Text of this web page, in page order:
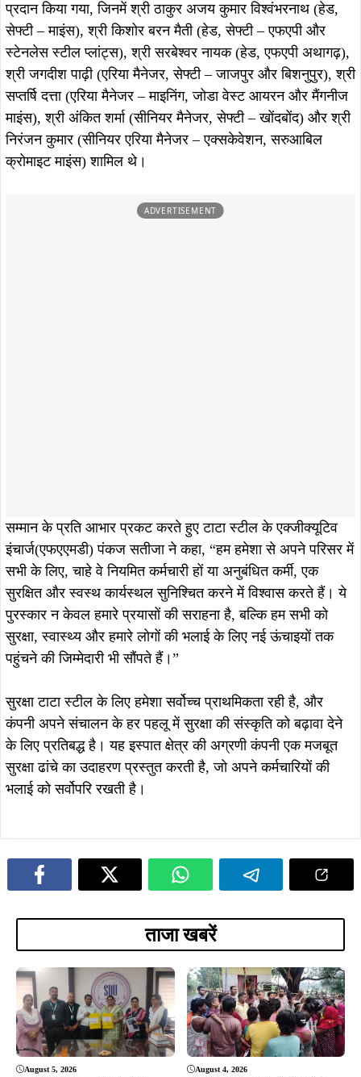
प्रदान किया गया, जिनमें श्री ठाकुर अजय कुमार विश्वंभरनाथ (हेड,
सेफ्टी – माइंस), श्री किशोर बरन मैती (हेड, सेफ्टी – एफएपी और
स्टेनलेस स्टील प्लांट्स), श्री सरबेश्वर नायक (हेड, एफएपी अथागढ़),
श्री जगदीश पाढ़ी (एरिया मैनेजर, सेफ्टी – जाजपुर और बिशनुपुर), श्री
सप्तर्षि दत्ता (एरिया मैनेजर – माइनिंग, जोडा वेस्ट आयरन और मैंगनीज
माइंस), श्री अंकित शर्मा (सीनियर मैनेजर, सेफ्टी – खोंदबोंद) और श्री
निरंजन कुमार (सीनियर एरिया मैनेजर – एक्सकेवेशन, सरुआबिल
क्रोमाइट माइंस) शामिल थे।
ADVERTISEMENT
सम्मान के प्रति आभार प्रकट करते हुए टाटा स्टील के एक्जीक्यूटिव
इंचार्ज(एफएएमडी) पंकज सतीजा ने कहा, “हम हमेशा से अपने परिसर में
सभी के लिए, चाहे वे नियमित कर्मचारी हों या अनुबंधित कर्मी, एक
सुरक्षित और स्वस्थ कार्यस्थल सुनिश्चित करने में विश्वास करते हैं। ये
पुरस्कार न केवल हमारे प्रयासों की सराहना है, बल्कि हम सभी को
सुरक्षा, स्वास्थ्य और हमारे लोगों की भलाई के लिए नई ऊंचाइयों तक
पहुंचने की जिम्मेदारी भी सौंपते हैं।”
सुरक्षा टाटा स्टील के लिए हमेशा सर्वोच्च प्राथमिकता रही है, और
कंपनी अपने संचालन के हर पहलू में सुरक्षा की संस्कृति को बढ़ावा देने
के लिए प्रतिबद्ध है। यह इस्पात क्षेत्र की अग्रणी कंपनी एक मजबूत
सुरक्षा ढांचे का उदाहरण प्रस्तुत करती है, जो अपने कर्मचारियों की
भलाई को सर्वोपरि रखती है।
ताजा खबरें
August 5, 2026 August 4, 2026